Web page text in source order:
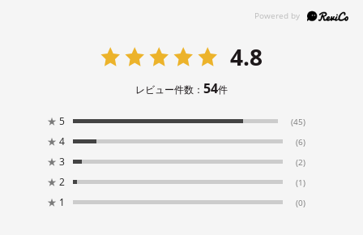
4.8
レビュー件数： 54件
★ 5 (45)
★ 4 (6)
★ 3 (2)
★ 2 (1)
★ 1 (0)